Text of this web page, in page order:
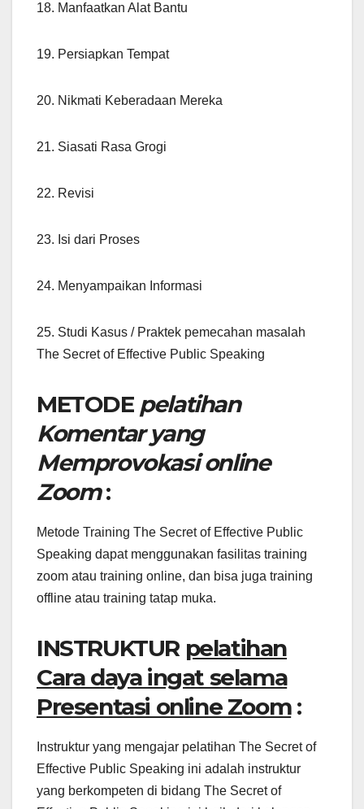
18. Manfaatkan Alat Bantu
19. Persiapkan Tempat
20. Nikmati Keberadaan Mereka
21. Siasati Rasa Grogi
22. Revisi
23. Isi dari Proses
24. Menyampaikan Informasi
25. Studi Kasus / Praktek pemecahan masalah
The Secret of Effective Public Speaking
METODE pelatihan
Komentar yang
Memprovokasi online
Zoom:
Metode Training The Secret of Effective Public
Speaking dapat menggunakan fasilitas training
zoom atau training online, dan bisa juga training
offline atau training tatap muka.
INSTRUKTUR pelatihan
Cara daya ingat selama
Presentasi online Zoom:
Instruktur yang mengajar pelatihan The Secret of
Effective Public Speaking ini adalah instruktur
yang berkompeten di bidang The Secret of